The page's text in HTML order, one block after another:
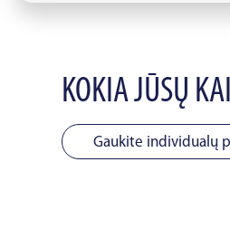
KOKIA JŪSŲ
Gaukite individualų